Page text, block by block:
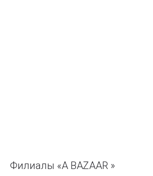
Филиалы «A BAZAAR »